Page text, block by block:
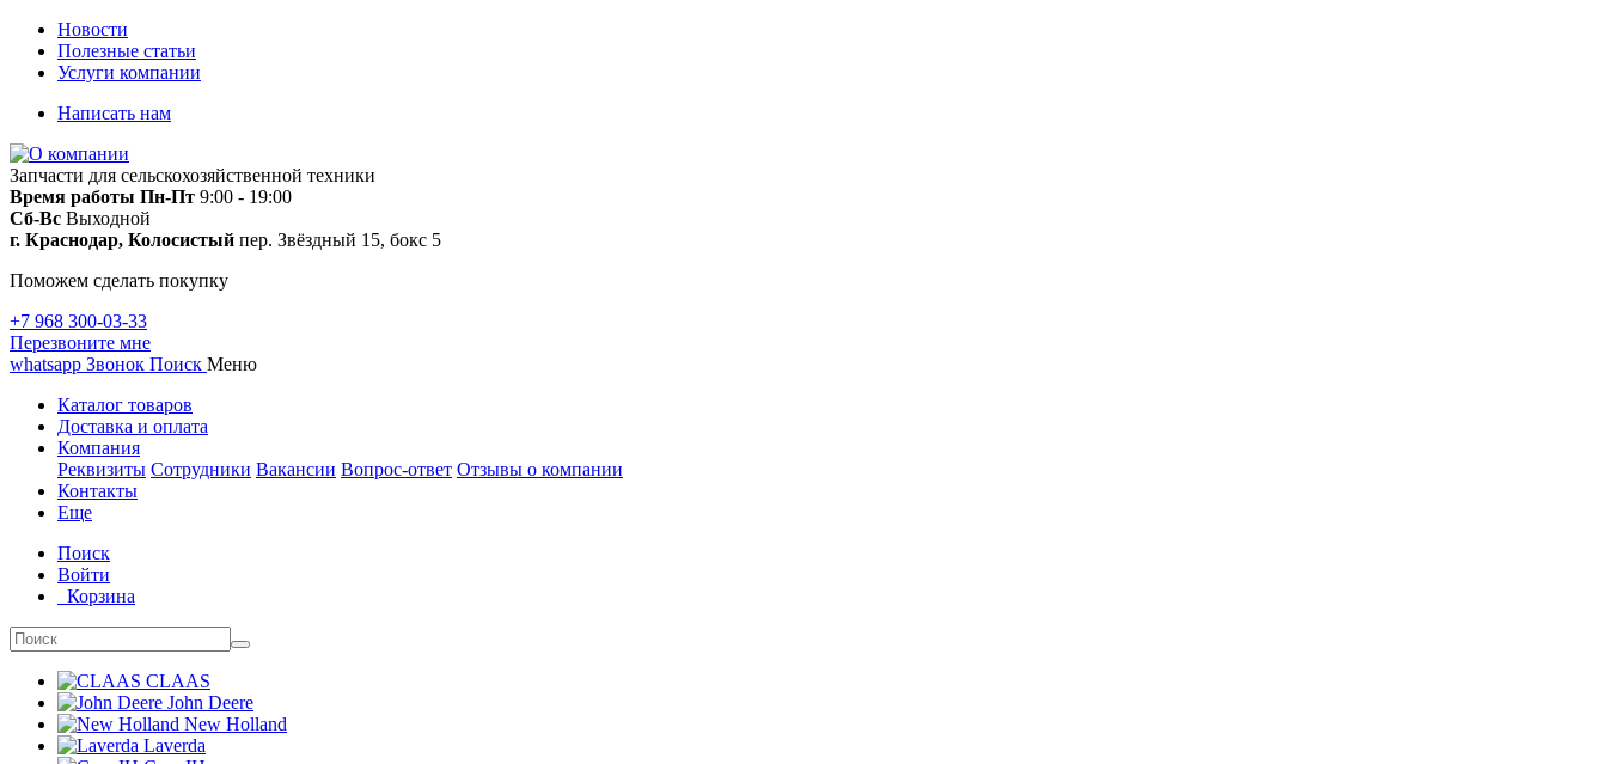
Новости
Полезные статьи
Услуги компании
Написать нам
Запчасти для сельскохозяйственной техники
Время работы Пн-Пт 9:00 - 19:00
Сб-Вс Выходной
г. Краснодар, Колосистый пер. Звёздный 15, бокс 5
Поможем сделать покупку
+7 968 300-03-33
Перезвоните мне
whatsapp Звонок Поиск Меню
Каталог товаров
Доставка и оплата
Компания
Реквизиты Сотрудники Вакансии Вопрос-ответ Отзывы о компании
Контакты
Еще
Поиск
Войти
Корзина
CLAAS
John Deere
New Holland
Laverda